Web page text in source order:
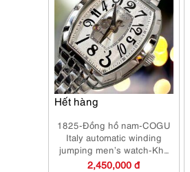
Hết hàng
1825-Đồng hồ nam-COGU
Italy automatic winding
jumping men’s watch-Khá
mới
2,450,000 đ